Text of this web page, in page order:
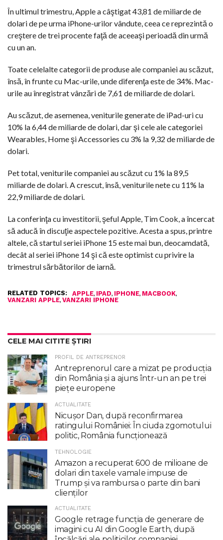
În ultimul trimestru, Apple a câştigat 43,81 de miliarde de
dolari de pe urma iPhone-urilor vândute, ceea ce reprezintă o
creştere de trei procente faţă de aceeaşi perioadă din urmă
cu un an.
Toate celelalte categorii de produse ale companiei au scăzut,
însă, în frunte cu Mac-urile, unde diferenţa este de 34%. Mac-
urile au înregistrat vânzări de 7,61 de miliarde de dolari.
Au scăzut, de asemenea, veniturile generate de iPad-uri cu
10% la 6,44 de miliarde de dolari, dar şi cele ale categoriei
Wearables, Home şi Accessories cu 3% la 9,32 de miliarde de
dolari.
Pet total, veniturile companiei au scăzut cu 1% la 89,5
miliarde de dolari. A crescut, însă, veniturile nete cu 11% la
22,9 miliarde de dolari.
La conferinţa cu investitorii, şeful Apple, Tim Cook, a încercat
să aducă în discuţie aspectele pozitive. Acesta a spus, printre
altele, că startul seriei iPhone 15 este mai bun, deocamdată,
decât al seriei iPhone 14 şi că este optimist cu privire la
trimestrul sărbătorilor de iarnă.
RELATED TOPICS: APPLE, IPAD, IPHONE, MACBOOK,
VANZARI APPLE, VANZARI IPHONE
CELE MAI CITITE ȘTIRI
PROFIL DE ANTREPRENOR
Antreprenorul care a mizat pe producția
din România și a ajuns într-un an pe trei
piețe europene
ACTUALITATE
Nicuşor Dan, după reconfirmarea
ratingului României: În ciuda zgomotului
politic, România funcţionează
TEHNOLOGIE
Amazon a recuperat 600 de milioane de
dolari din taxele vamale impuse de
Trump şi va rambursa o parte din bani
clienţilor
ACTUALITATE
Google retrage funcţia de generare de
imagini cu AI din Google Earth, după